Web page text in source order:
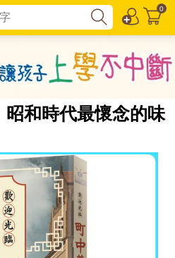
0
和時代最懷念的味